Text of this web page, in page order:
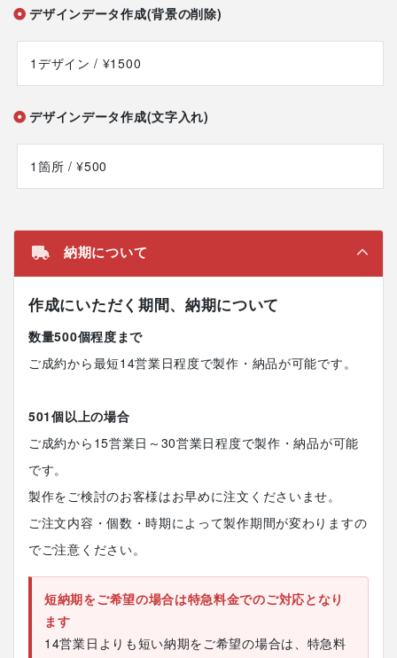
デザインデータ作成(背景の削除)
1デザイン / ¥1500
デザインデータ作成(文字入れ)
1箇所 / ¥500
納期について
作成にいただく期間、納期について
数量500個程度まで
ご成約から最短14営業日程度で製作・納品が可能です。
501個以上の場合
ご成約から15営業日～30営業日程度で製作・納品が可能
です。
製作をご検討のお客様はお早めに注文くださいませ。
ご注文内容・個数・時期によって製作期間が変わりますの
でご注意ください。
短納期をご希望の場合は特急料金でのご対応となり
ます
14営業日よりも短い納期をご希望の場合は、特急料